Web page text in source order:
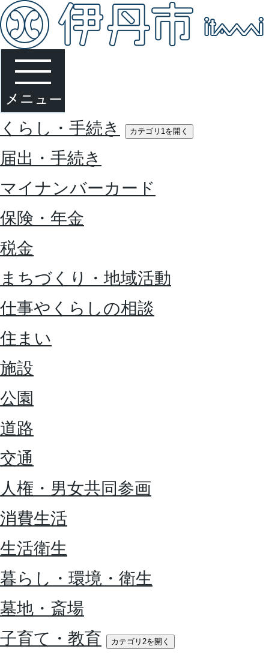
くらし・手続き カテゴリ1を開く
届出・手続き
マイナンバーカード
保険・年金
税金
まちづくり・地域活動
仕事やくらしの相談
住まい
施設
公園
道路
交通
人権・男女共同参画
消費生活
生活衛生
暮らし・環境・衛生
墓地・斎場
子育て・教育
カテゴリ2を開く